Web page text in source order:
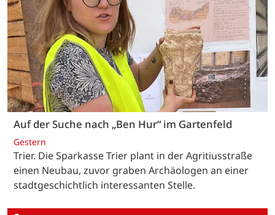
Auf der Suche nach „Ben Hur“ im Gartenfeld
Gestern
Trier. Die Sparkasse Trier plant in der Agritiusstraße
einen Neubau, zuvor graben Archäologen an einer
stadtgeschichtlich interessanten Stelle.